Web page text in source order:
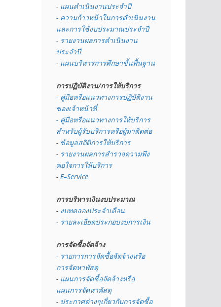
- แผนดำเนินงานประจำปี
- ความก้าวหน้าในการดำเนินงาน
และการใช้งบประมาณประจำปี
- รายงานผลการดำเนินงาน
ประจำปี
- แผนบริหารการศึกษาขั้นพื้นฐาน
การปฏิบัติงาน/การให้บริการ
- คู่มือหรือแนวทางการปฏิบัติงาน
ของเจ้าหน้าที่
- คู่มือหรือแนวทางการให้บริการ
สำหรับผู้รับบริการหรือผู้มาติดต่อ
- ข้อมูลสถิติการให้บริการ
- รายงานผลการสำรวจความพึง
พอใจการให้บริการ
- E–Service
การบริหารเงินงบประมาณ
- งบทดลองประจำเดือน
- รายละเอียดประกอบงบการเงิน
การจัดซื้อจัดจ้าง
- รายการการจัดซื้อจัดจ้างหรือ
การจัดหาพัสดุ
- แผนการจัดซื้อจัดจ้างหรือ
แผนการจัดหาพัสดุ
- ประกาศต่างๆเกี่ยวกับการจัดซื้อ